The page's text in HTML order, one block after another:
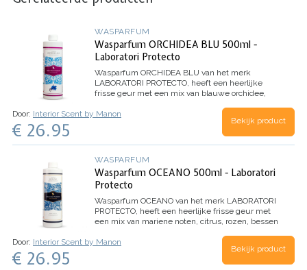
WASPARFUM
Wasparfum ORCHIDEA BLU 500ml -
Laboratori Protecto
Wasparfum ORCHIDEA BLU van het merk
LABORATORI PROTECTO, heeft een heerlijke
frisse geur met een mix van blauwe orchidee,
100 wasbeurten)
Door: Interior Scent by Manon
€ 26.95 Bekijk product
WASPARFUM
Wasparfum OCEANO 500ml - Laboratori
Protecto
Wasparfum OCEANO van het merk LABORATORI
PROTECTO, heeft een heerlijke frisse geur met
een mix van mariene noten, citrus, rozen, bessen
wasbeurten)
Door: Interior Scent by Manon
€ 26.95 Bekijk product